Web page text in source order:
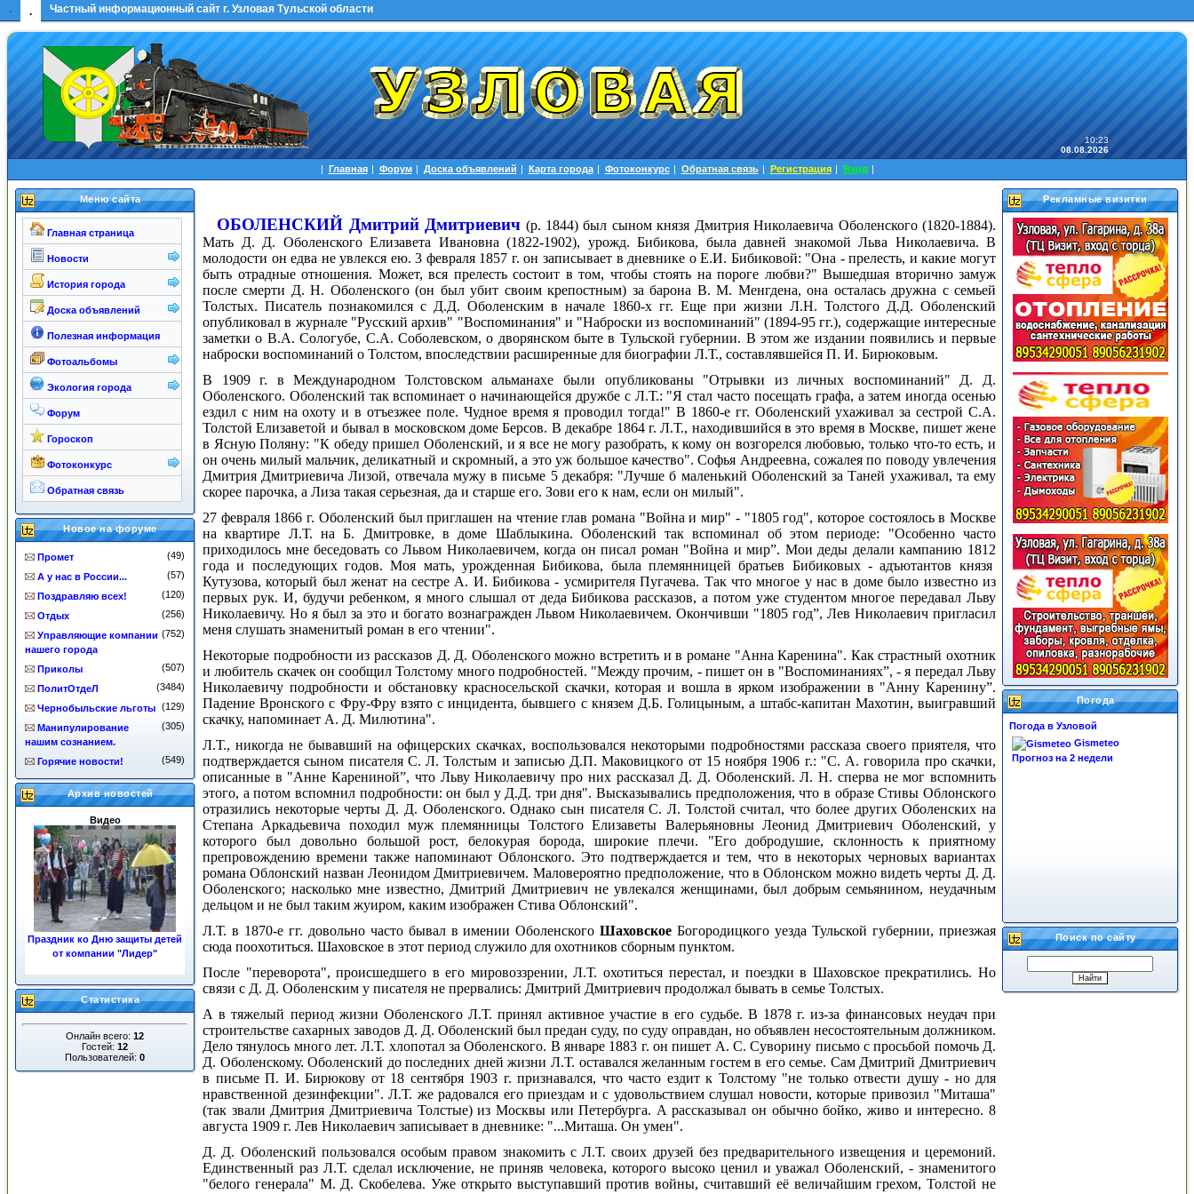
. . Частный информационный сайт г. Узловая Тульской области
10:23
08.08.2026
| Главная | Форум | Доска объявлений | Карта города | Фотоконкурс | Обратная связь | Регистрация | Вход |
Меню сайта
Главная страница
Новости
История города
Доска объявлений
Полезная информация
Фотоальбомы
Экология города
Форум
Гороскоп
Фотоконкурс
Обратная связь
Новое на форуме
Промет
(49)
А у нас в России...
(57)
Поздравляю всех!
(120)
Отдых
(256)
Управляющие компании
нашего города
(752)
Приколы
(507)
ПолитОтдеЛ
(3484)
Чернобыльские льготы (129)
Манипулирование
нашим сознанием.
(305)
Горячие новости! (549)
Архив новостей
Видео
Праздник ко Дню защиты детей
от компании "Лидер"
Статистика
Онлайн всего: 12
Гостей: 12
Пользователей: 0
ОБОЛЕНСКИЙ Дмитрий Дмитриевич (р. 1844) был сыном князя Дмитрия Николаевича Оболенского (1820-1884).
Мать Д. Д. Оболенского Елизавета Ивановна (1822-1902), урожд. Бибикова, была давней знакомой Льва Николаевича. В
молодости он едва не увлекся ею. 3 февраля 1857 г. он записывает в дневнике о Е.И. Бибиковой: "Она -прелесть, и какие могут
быть отрадные отношения. Может, вся прелесть состоит в том, чтобы стоять на пороге любви?" Вышедшая вторично замуж
после смерти Д. Н. Оболенского (он был убит своим крепостным) за барона В. М. Менгдена, она осталась дружна с семьей
Толстых. Писатель познакомился с Д.Д. Оболенским в начале 1860-х гг. Еще при жизни Л.Н. Толстого Д.Д. Оболенский
опубликовал в журнале "Русский архив" "Воспоминания" и "Наброски из воспоминаний" (1894-95 гг.), содержащие интересные
заметки о В.А. Сологубе, С.А. Соболевском, о дворянском быте в Тульской губернии. В этом же издании появились и первые
наброски воспоминаний о Толстом, впоследствии расширенные для биографии Л.Т., составлявшейся П. И. Бирюковым.
В 1909г. в Международном Толстовском альманахе были опубликованы "Отрывки из личных воспоминаний" Д. Д.
Оболенского. Оболенский так вспоминает о начинающейся дружбе с Л.Т.: "Я стал часто посещать графа, а затем иногда осенью
ездил с ним на охоту и в отъезжее поле. Чудное время я проводил тогда!" В 1860-е гг. Оболенский ухаживал за сестрой С.А.
Толстой Елизаветой и бывал в московском доме Берсов. В декабре 1864г. Л.Т., находившийся в это время в Москве, пишет жене
в Ясную Поляну: "К обеду пришел Оболенский, и я все не могу разобрать, к кому он возгорелся любовью, только что-то есть, и
он очень милый мальчик, деликатный и скромный, а это уж большое качество". Софья Андреевна, сожалея по поводу увлечения
Дмитрия Дмитриевича Лизой, отвечала мужу в письме 5декабря: "Лучше б маленький Оболенский за Таней ухаживал, та ему
скорее парочка, а Лиза такая серьезная, да и старше его. Зови его к нам, если он милый".
27 февраля 1866 г. Оболенский был приглашен на чтение глав романа "Война и мир" - "1805год", которое состоялось в Москве
на квартире Л.Т. на Б. Дмитровке, в доме Шаблыкина. Оболенский так вспоминал об этом периоде: "Особенно часто
приходилось мне беседовать со Львом Николаевичем, когда он писал роман "Война и мир”. Мои деды делали кампанию 1812
года и последующих годов. Моя мать, урожденная Бибикова, была племянницей братьев Бибиковых - адъютантов князя
Кутузова, который был женат на сестре А. И. Бибикова - усмирителя Пугачева. Так что многое у нас в доме было известно из
первых рук. И, будучи ребенком, я много слышал от деда Бибикова рассказов, а потом уже студентом многое передавал Льву
Николаевичу. Но я был за это и богато вознагражден Львом Николаевичем. Окончивши "1805год”, Лев Николаевич пригласил
меня слушать знаменитый роман в его чтении".
Некоторые подробности из рассказов Д. Д. Оболенского можно встретить и в романе "Анна Каренина". Как страстный охотник
и любитель скачек он сообщил Толстому много подробностей. "Между прочим, - пишет он в "Воспоминаниях”, - я передал Льву
Николаевичу подробности и обстановку красносельской скачки, которая и вошла в ярком изображении в "Анну Каренину”.
Падение Вронского с Фру-Фру взято с инцидента, бывшего с князем Д.Б. Голицыным, а штабс-капитан Махотин, выигравший
скачку, напоминает А. Д. Милютина".
Л.Т., никогда не бывавший на офицерских скачках, воспользовался некоторыми подробностями рассказа своего приятеля, что
подтверждается сыном писателя С. Л. Толстым и записью Д.П. Маковицкого от 15ноября 1906 г.: "С. А. говорила про скачки,
описанные в "Анне Карениной”, что Льву Николаевичу про них рассказал Д. Д. Оболенский. Л. Н. сперва не мог вспомнить
этого, а потом вспомнил подробности: он был у Д.Д. три дня". Высказывались предположения, что в образе Стивы Облонского
отразились некоторые черты Д. Д. Оболенского. Однако сын писателя С. Л. Толстой считал, что более других Оболенских на
Степана Аркадьевича походил муж племянницы Толстого Елизаветы Валерьяновны Леонид Дмитриевич Оболенский, у
которого был довольно большой рост, белокурая борода, широкие плечи. "Его добродушие, склонность к приятному
препровождению времени также напоминают Облонского. Это подтверждается и тем, что в некоторых черновых вариантах
романа Облонский назван Леонидом Дмитриевичем. Маловероятно предположение, что в Облонском можно видеть черты Д. Д.
Оболенского; насколько мне известно, Дмитрий Дмитриевич не увлекался женщинами, был добрым семьянином, неудачным
дельцом и не был таким жуиром, каким изображен Стива Облонский".
Л.Т. в 1870-е гг. довольно часто бывал в имении ОболенскогоШаховскоеБогородицкого уезда Тульской губернии, приезжая
сюда поохотиться. Шаховское в этот период служило для охотников сборным пунктом.
После "переворота", происшедшего в его мировоззрении, Л.Т. охотиться перестал, и поездки в Шаховское прекратились. Но
связи с Д. Д. Оболенским у писателя не прервались: Дмитрий Дмитриевич продолжал бывать в семье Толстых.
А в тяжелый период жизни Оболенского Л.Т. принял активное участие в его судьбе. В 1878г. из-за финансовых неудач при
строительстве сахарных заводов Д. Д. Оболенский был предан суду, по суду оправдан, но объявлен несостоятельным должником.
Дело тянулось много лет. Л.Т. хлопотал за Оболенского. В январе 1883 г. он пишет А. С. Суворину письмо с просьбой помочь Д.
Д. Оболенскому. Оболенский до последних дней жизни Л.Т. оставался желанным гостем в его семье. Сам Дмитрий Дмитриевич
в письме П. И. Бирюкову от 18 сентября 1903 г. признавался, что часто ездит к Толстому "не только отвести душу - но для
нравственной дезинфекции". Л.Т. же радовался его приездам и с удовольствием слушал новости, которые привозил "Миташа"
(так звали Дмитрия Дмитриевича Толстые) из Москвы или Петербурга. А рассказывал он обычно бойко, живо и интересно. 8
августа 1909 г. Лев Николаевич записывает в дневнике: "...Миташа. Он умен".
Д. Д. Оболенский пользовался особым правом знакомить с Л.Т. своих друзей без предварительного извещения и церемоний.
Единственный раз Л.Т. сделал исключение, не приняв человека, которого высоко ценил и уважал Оболенский, - знаменитого
"белого генерала" М. Д. Скобелева. Уже открыто выступавший против войны, считавший её величайшим грехом, Толстой не
Рекламные визитки
Погода
Погода в Узловой
Gismeteo
Прогноз на 2 недели
Поиск по сайту